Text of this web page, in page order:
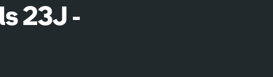
23J -